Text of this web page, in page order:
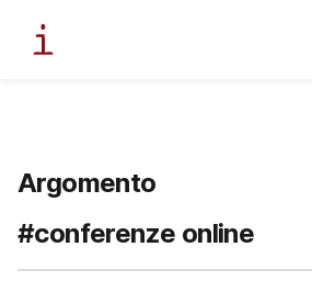
Argomento
#conferenze online